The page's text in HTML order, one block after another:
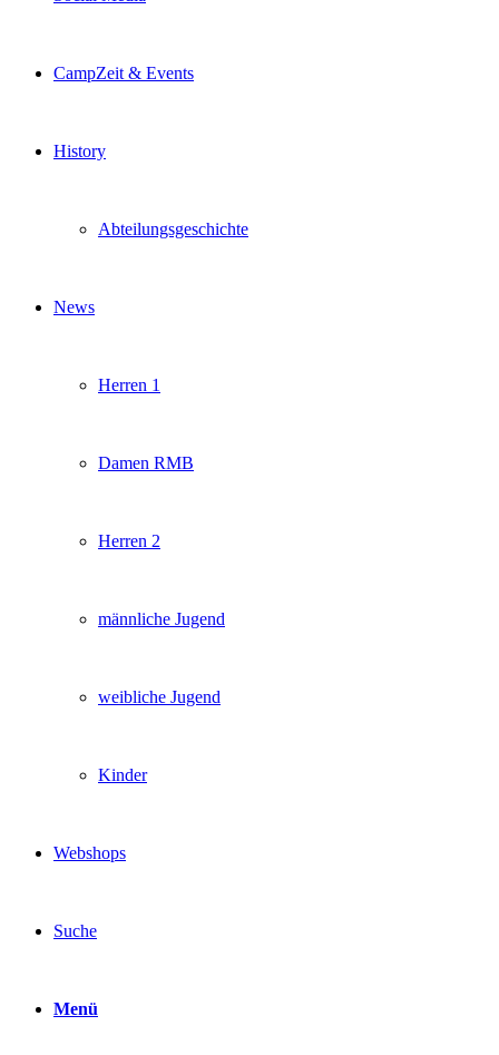
CampZeit & Events
History
Abteilungsgeschichte
News
Herren 1
Damen RMB
Herren 2
männliche Jugend
weibliche Jugend
Kinder
Webshops
Suche
Menü